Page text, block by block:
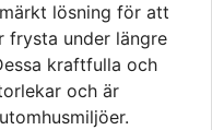
lösning för att
frysta under längre
kraftfulla och
och är